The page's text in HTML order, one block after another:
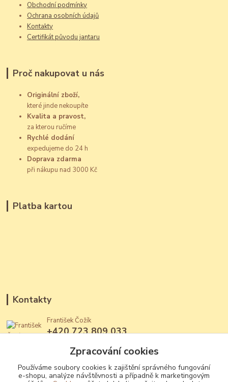
Obchodní podmínky
Ochrana osobních údajů
Kontakty
Certifikát původu jantaru
Proč nakupovat u nás
Originální zboží,
které jinde nekoupíte
Kvalita a pravost,
za kterou ručíme
Rychlé dodání
expedujeme do 24 h
Doprava zdarma
při nákupu nad 3000 Kč
Platba kartou
Kontakty
František Čožík
+420 723 809 033
Zpracování cookies
Používáme soubory cookies k zajištění správného fungování
e-shopu, analýze návštěvnosti a případně k marketingovým